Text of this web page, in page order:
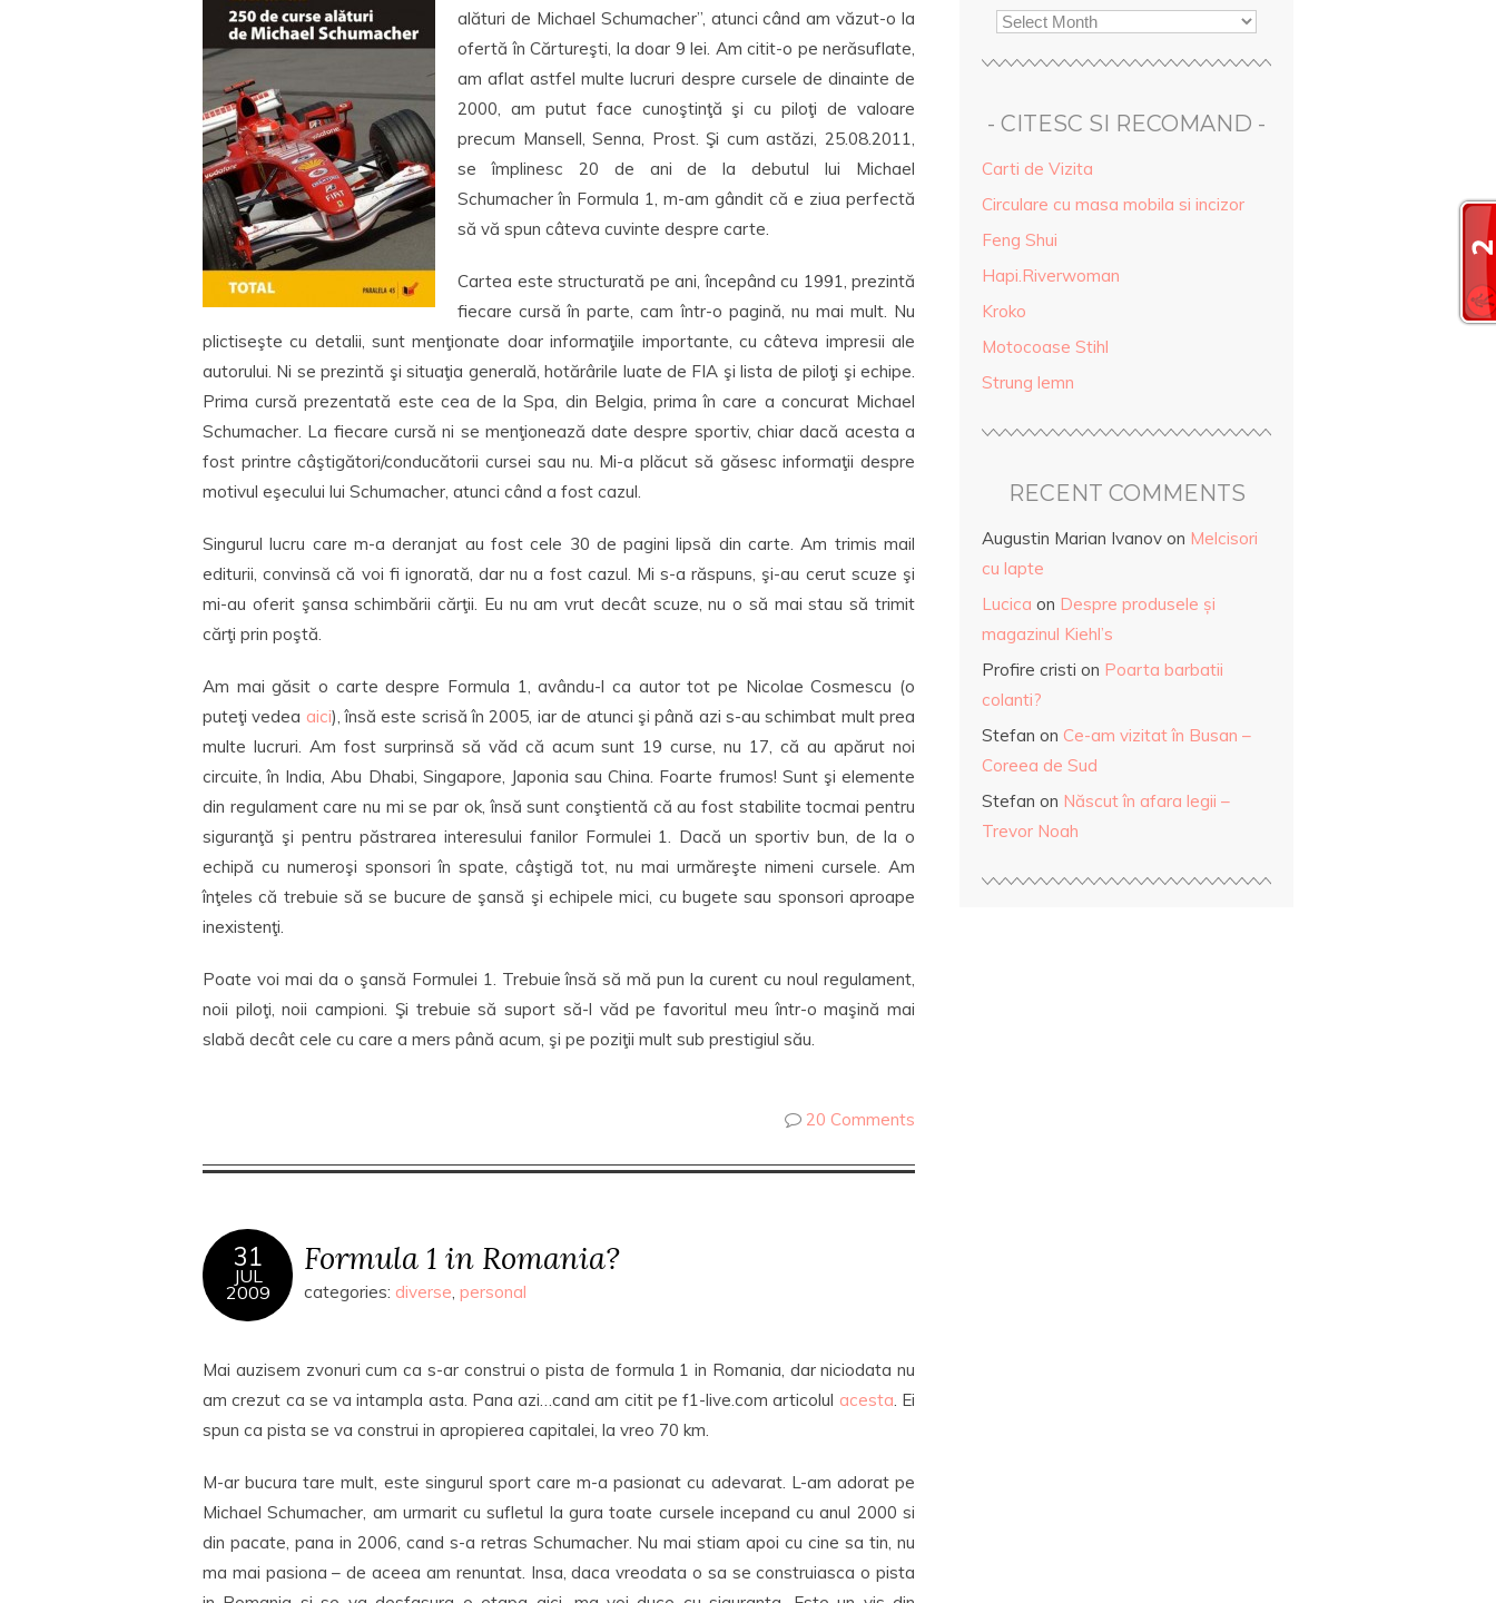
alături de Michael Schumacher”, atunci când am văzut-o la
ofertă în Cărtureşti, la doar 9 lei. Am citit-o pe nerăsuflate,
am aflat astfel multe lucruri despre cursele de dinainte de
2000, am putut face cunoştinţă şi cu piloţi de valoare
precum Mansell, Senna, Prost. Şi cum astăzi, 25.08.2011,
se împlinesc 20 de ani de la debutul lui Michael
Schumacher în Formula 1, m-am gândit că e ziua perfectă
să vă spun câteva cuvinte despre carte.
Cartea este structurată pe ani, începând cu 1991, prezintă
fiecare cursă în parte, cam într-o pagină, nu mai mult. Nu
plictiseşte cu detalii, sunt menţionate doar informaţiile importante, cu câteva impresii ale
autorului. Ni se prezintă şi situaţia generală, hotărârile luate de FIA şi lista de piloţi şi echipe.
Prima cursă prezentată este cea de la Spa, din Belgia, prima în care a concurat Michael
Schumacher. La fiecare cursă ni se menţionează date despre sportiv, chiar dacă acesta a
fost printre câştigători/conducătorii cursei sau nu. Mi-a plăcut să găsesc informaţii despre
motivul eşecului lui Schumacher, atunci când a fost cazul.
Singurul lucru care m-a deranjat au fost cele 30 de pagini lipsă din carte. Am trimis mail
editurii, convinsă că voi fi ignorată, dar nu a fost cazul. Mi s-a răspuns, şi-au cerut scuze şi
mi-au oferit şansa schimbării cărţii. Eu nu am vrut decât scuze, nu o să mai stau să trimit
cărţi prin poştă.
Am mai găsit o carte despre Formula 1, avându-l ca autor tot pe Nicolae Cosmescu (o
puteţi vedea aici), însă este scrisă în 2005, iar de atunci şi până azi s-au schimbat mult prea
multe lucruri. Am fost surprinsă să văd că acum sunt 19 curse, nu 17, că au apărut noi
circuite, în India, Abu Dhabi, Singapore, Japonia sau China. Foarte frumos! Sunt şi elemente
din regulament care nu mi se par ok, însă sunt conştientă că au fost stabilite tocmai pentru
siguranţă şi pentru păstrarea interesului fanilor Formulei 1. Dacă un sportiv bun, de la o
echipă cu numeroşi sponsori în spate, câştigă tot, nu mai urmăreşte nimeni cursele. Am
înţeles că trebuie să se bucure de şansă şi echipele mici, cu bugete sau sponsori aproape
inexistenţi.
Poate voi mai da o şansă Formulei 1. Trebuie însă să mă pun la curent cu noul regulament,
noii piloţi, noii campioni. Şi trebuie să suport să-l văd pe favoritul meu într-o maşină mai
slabă decât cele cu care a mers până acum, şi pe poziţii mult sub prestigiul său.
20 Comments
31
JUL
2009
Formula 1 in Romania?
categories: diverse, personal
Mai auzisem zvonuri cum ca s-ar construi o pista de formula 1 in Romania, dar niciodata nu
am crezut ca se va intampla asta. Pana azi…cand am citit pe f1-live.com articolul acesta. Ei
spun ca pista se va construi in apropierea capitalei, la vreo 70 km.
M-ar bucura tare mult, este singurul sport care m-a pasionat cu adevarat. L-am adorat pe
Michael Schumacher, am urmarit cu sufletul la gura toate cursele incepand cu anul 2000 si
din pacate, pana in 2006, cand s-a retras Schumacher. Nu mai stiam apoi cu cine sa tin, nu
ma mai pasiona – de aceea am renuntat. Insa, daca vreodata o sa se construiasca o pista
- CITESC SI RECOMAND -
Carti de Vizita
Circulare cu masa mobila si incizor
Feng Shui
Hapi.Riverwoman
Kroko
Motocoase Stihl
Strung lemn
RECENT COMMENTS
Augustin Marian Ivanov on Melcisori
cu lapte
Lucica on Despre produsele și
magazinul Kiehl’s
Profire cristi on Poarta barbatii
colanti?
Stefan on Ce-am vizitat în Busan –
Coreea de Sud
Stefan on Născut în afara legii –
Trevor Noah